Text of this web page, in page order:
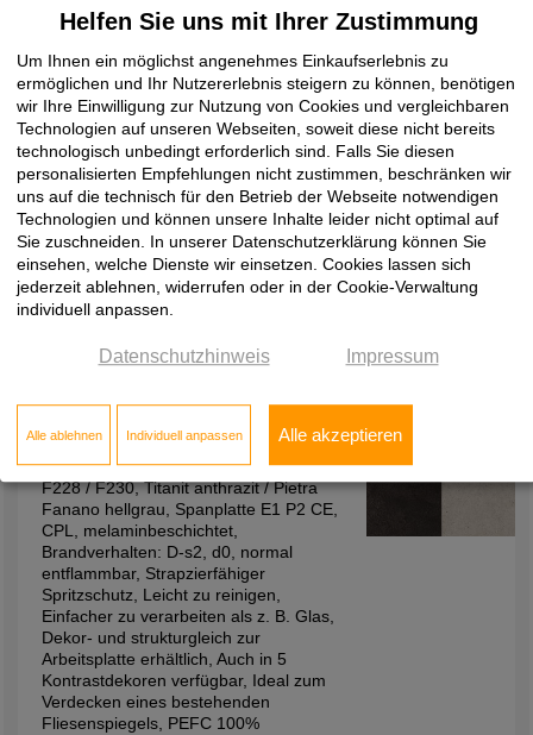
EGGER, Arbeitsplattenverbinder
besondere Produkteigenschaften
für 12 mm Kompaktplatten
EGGER, Nischenrückwände
F228 / F230, Titanit anthrazit / Pietra
Fanano hellgrau, Spanplatte E1 P2 CE,
CPL, melaminbeschichtet,
Brandverhalten: D-s2, d0, normal
entflammbar, Strapzierfähiger
Spritzschutz, Leicht zu reinigen,
Einfacher zu verarbeiten als z. B. Glas,
Dekor- und strukturgleich zur
Arbeitsplatte erhältlich, Auch in 5
Kontrastdekoren verfügbar, Ideal zum
Verdecken eines bestehenden
Fliesenspiegels, PEFC 100%
Helfen Sie uns mit Ihrer Zustimmung
Um Ihnen ein möglichst angenehmes Einkaufserlebnis zu
ermöglichen und Ihr Nutzererlebnis steigern zu können, benötigen
wir Ihre Einwilligung zur Nutzung von Cookies und vergleichbaren
Technologien auf unseren Webseiten, soweit diese nicht bereits
technologisch unbedingt erforderlich sind. Falls Sie diesen
personalisierten Empfehlungen nicht zustimmen, beschränken wir
uns auf die technisch für den Betrieb der Webseite notwendigen
Technologien und können unsere Inhalte leider nicht optimal auf
Sie zuschneiden. In unserer Datenschutzerklärung können Sie
einsehen, welche Dienste wir einsetzen. Cookies lassen sich
jederzeit ablehnen, widerrufen oder in der Cookie-Verwaltung
individuell anpassen.
Datenschutzhinweis Impressum
Alle ablehnen Individuell anpassen Alle akzeptieren